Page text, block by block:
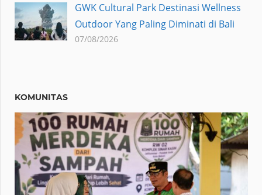
GWK Cultural Park Destinasi Wellness
Outdoor Yang Paling Diminati di Bali
07/08/2026
KOMUNITAS